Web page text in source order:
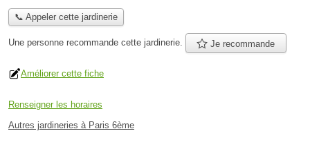
📞 Appeler cette jardinerie
Une personne recommande cette jardinerie. Je recommande
Améliorer cette fiche
Renseigner les horaires
Autres jardineries à Paris 6ème